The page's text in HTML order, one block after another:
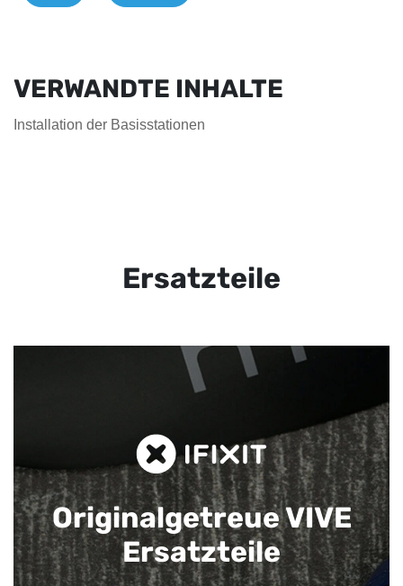
VERWANDTE INHALTE
Installation der Basisstationen
Ersatzteile
Originalgetreue VIVE
Ersatzteile